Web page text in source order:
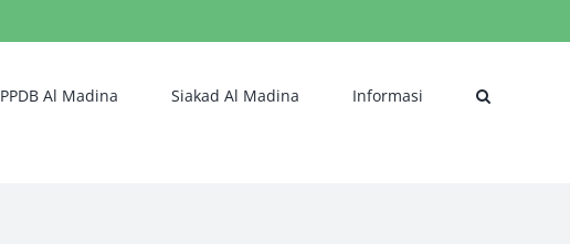
PPDB Al Madina Siakad Al Madina Informasi